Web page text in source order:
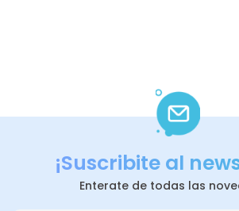
¡Suscribite al
Enterate de todas las